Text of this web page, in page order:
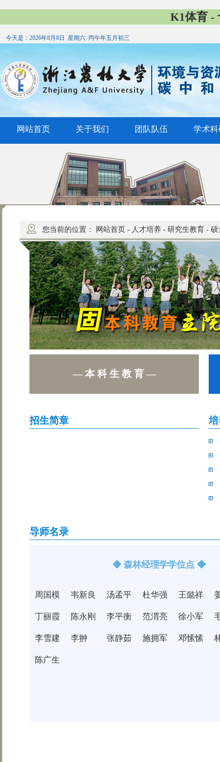
K1体育 -
今天是： 2026年8月8日 星期六 丙午年五月初三
网站首页 关于我们 团队队伍 学术
您当前的位置： 网站首页 - 人才培养 - 研究生教育 - 硕
— 本 科 生 教 育 —
招生简章
导师名录
◆ 森林经理学学位点 ◆
周国模 韦新良 汤孟平 杜华强 王懿祥
丁丽霞 陈永刚 李平衡 范渭亮 徐小军
李雪建 李翀 张静茹 施拥军 邓愫愫
陈广生